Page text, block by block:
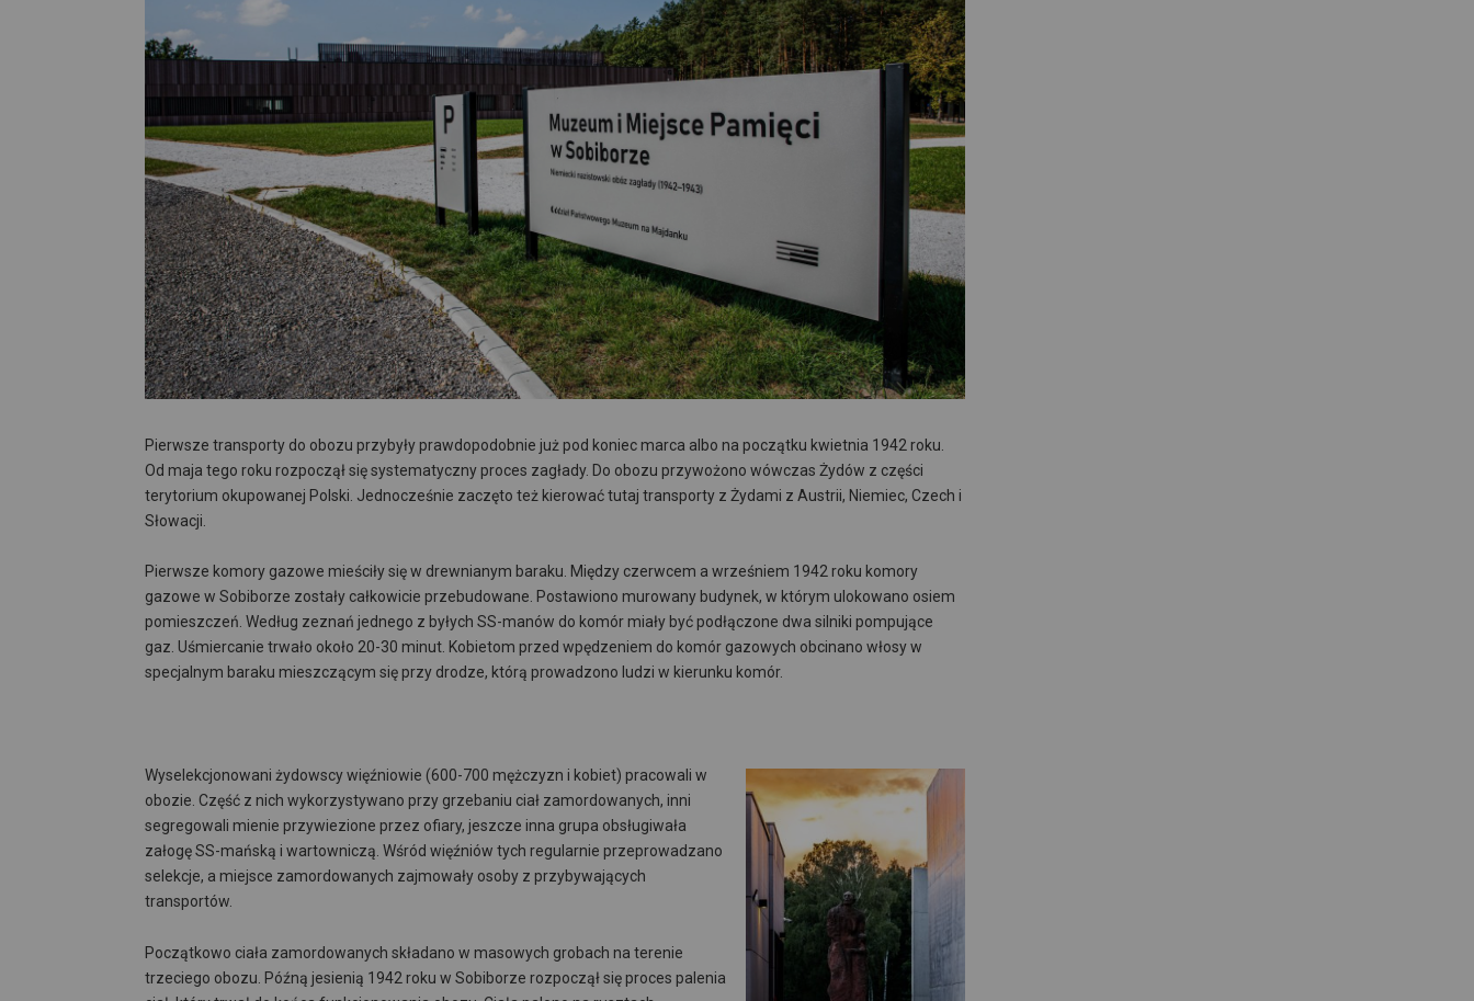
Pierwsze transporty do obozu przybyły prawdopodobnie już pod koniec marca albo na początku kwietnia 1942 roku.
Od maja tego roku rozpoczął się systematyczny proces zagłady. Do obozu przywożono wówczas Żydów z części
terytorium okupowanej Polski. Jednocześnie zaczęto też kierować tutaj transporty z Żydami z Austrii, Niemiec, Czech i
Słowacji.
Pierwsze komory gazowe mieściły się w drewnianym baraku. Między czerwcem a wrześniem 1942 roku komory
gazowe w Sobiborze zostały całkowicie przebudowane. Postawiono murowany budynek, w którym ulokowano osiem
pomieszczeń. Według zeznań jednego z byłych SS-manów do komór miały być podłączone dwa silniki pompujące
gaz. Uśmiercanie trwało około 20-30 minut. Kobietom przed wpędzeniem do komór gazowych obcinano włosy w
specjalnym baraku mieszczącym się przy drodze, którą prowadzono ludzi w kierunku komór.
Wyselekcjonowani żydowscy więźniowie (600-700 mężczyzn i kobiet) pracowali w
obozie. Część z nich wykorzystywano przy grzebaniu ciał zamordowanych, inni
segregowali mienie przywiezione przez ofiary, jeszcze inna grupa obsługiwała
załogę SS-mańską i wartowniczą. Wśród więźniów tych regularnie przeprowadzano
selekcje, a miejsce zamordowanych zajmowały osoby z przybywających
transportów.
Początkowo ciała zamordowanych składano w masowych grobach na terenie
trzeciego obozu. Późną jesienią 1942 roku w Sobiborze rozpoczął się proces palenia